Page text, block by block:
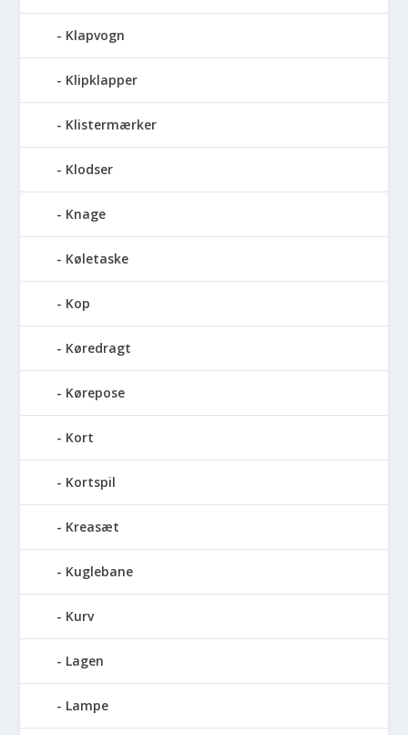
Klapvogn
Klipklapper
Klistermærker
Klodser
Knage
Køletaske
Kop
Køredragt
Kørepose
Kort
Kortspil
Kreasæt
Kuglebane
Kurv
Lagen
Lampe